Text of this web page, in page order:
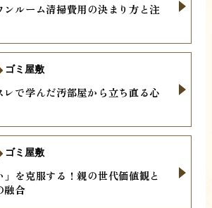
ンルーム清掃費用の決まり方と注
レで学んだ汚部屋から立ち直る心
ゴミ屋敷
」を克服する！親の世代価値観と
融合
ゴミ屋敷